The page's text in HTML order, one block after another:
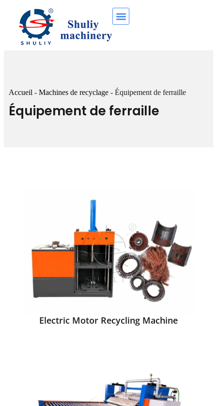
Accueil - Machines de recyclage - Équipement de ferraille
Équipement de ferraille
Electric Motor Recycling Machine